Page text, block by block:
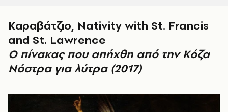
Καραβάτζιο, Nativity with St. Francis
and St. Lawrence
Ο πίνακας που απήχθη από την Κόζα
Νόστρα για λύτρα (2017)